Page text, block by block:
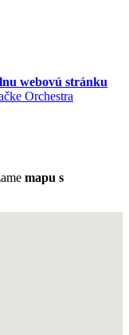
webovú stránku
Orchestra
mapu s